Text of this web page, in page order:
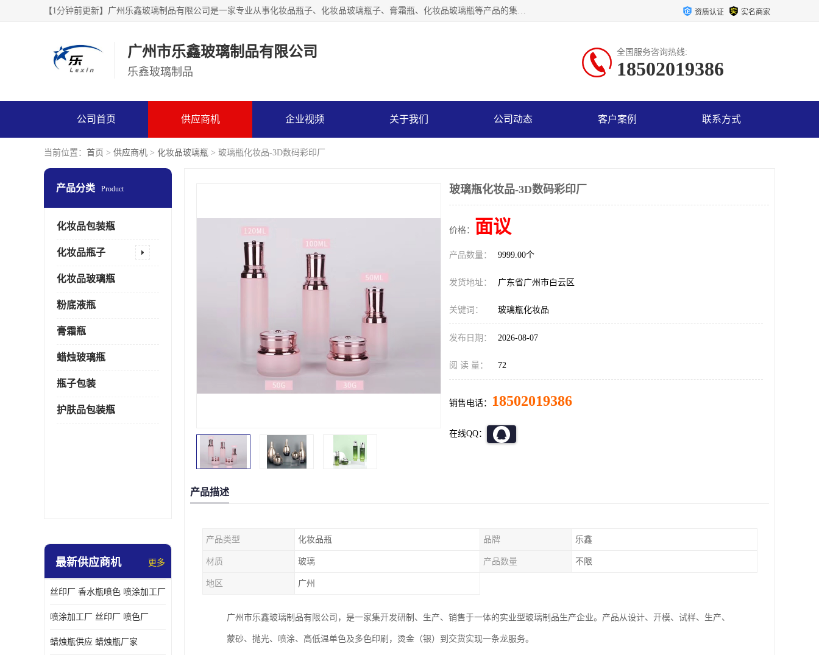
【1分钟前更新】广州乐鑫玻璃制品有限公司是一家专业从事化妆品瓶子、化妆品玻璃瓶子、膏霜瓶、化妆品玻璃瓶等产品的集开发研制、生产、销售于一体的实业型玻璃制品生产企业。产品从设计、开模、试样、生产、蒙砂、抛光、喷涂、高低温单色及多色印刷，烫金（银）到交货实现一条龙服务。 资质认证 实名商家
广州市乐鑫玻璃制品有限公司
乐鑫玻璃制品
全国服务咨询热线:
18502019386
公司首页 供应商机 企业视频 关于我们 公司动态 客户案例 联系方式
当前位置： 首页 > 供应商机 > 化妆品玻璃瓶 > 玻璃瓶化妆品-3D数码彩印厂
产品分类 Product
化妆品包装瓶
化妆品瓶子
化妆品玻璃瓶
粉底液瓶
膏霜瓶
蜡烛玻璃瓶
瓶子包装
护肤品包装瓶
最新供应商机 更多
丝印厂 香水瓶喷色 喷涂加工厂
喷涂加工厂 丝印厂 喷色厂
蜡烛瓶供应 蜡烛瓶厂家
玻璃瓶化妆品-3D数码彩印厂
价格： 面议
产品数量： 9999.00个
发货地址： 广东省广州市白云区
关键词： 玻璃瓶化妆品
发布日期： 2026-08-07
阅 读 量： 72
销售电话： 18502019386
在线QQ：
产品描述
产品类型 化妆品瓶 品牌 乐鑫
材质 玻璃 产品数量 不限
地区 广州
广州市乐鑫玻璃制品有限公司，是一家集开发研制、生产、销售于一体的实业型玻璃制品生产企业。产品从设计、开模、试样、生产、
蒙砂、抛光、喷涂、高低温单色及多色印刷，烫金（银）到交货实现一条龙服务。